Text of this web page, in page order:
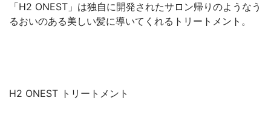
「H2 ONEST」は独自に開発されたサロン帰りのようなう
るおいのある美しい髪に導いてくれるトリートメント。
H2 ONEST トリートメント